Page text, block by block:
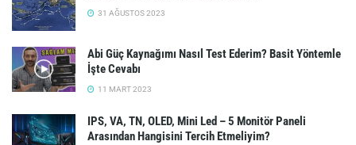
31 AĞUSTOS 2023
Abi Güç Kaynağımı Nasıl Test Ederim? Basit Yöntemle
İşte Cevabı
11 MART 2023
IPS, VA, TN, OLED, Mini Led – 5 Monitör Paneli
Arasından Hangisini Tercih Etmeliyim?